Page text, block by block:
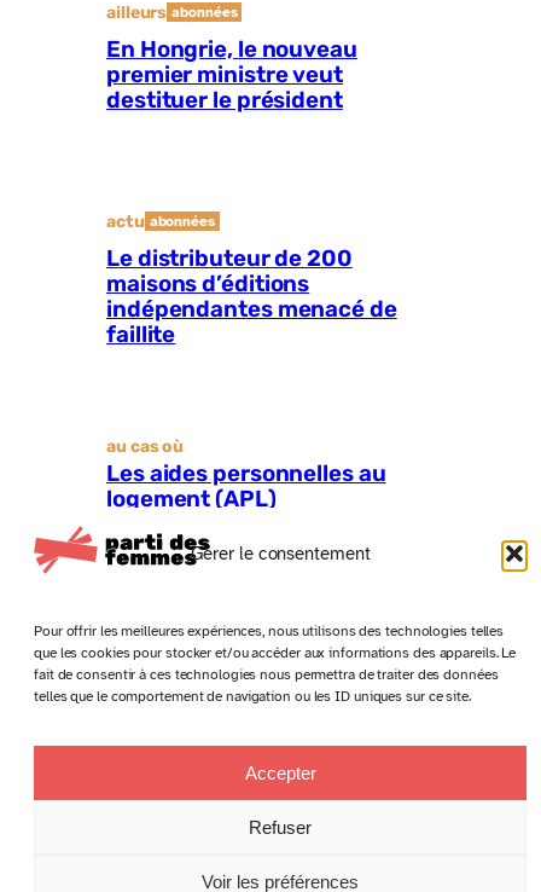
Gérer le consentement
Pour offrir les meilleures expériences, nous utilisons des technologies telles
que les cookies pour stocker et/ou accéder aux informations des appareils. Le
fait de consentir à ces technologies nous permettra de traiter des données
telles que le comportement de navigation ou les ID uniques sur ce site.
Accepter
Refuser
Voir les préférences
ailleurs abonnées
En Hongrie, le nouveau
premier ministre veut
destituer le président
actu abonnées
Le distributeur de 200
maisons d’éditions
indépendantes menacé de
faillite
au cas où
Les aides personnelles au
logement (APL)
Anciens numéros
Politique de confidentialité
Conditions générales de vente